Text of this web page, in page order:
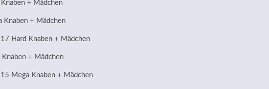
+ Mädchen
Knaben + Mädchen
Hard Knaben + Mädchen
+ Mädchen
Mega Knaben + Mädchen